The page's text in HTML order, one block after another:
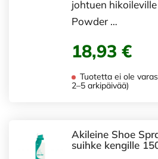
johtuen
Powder …
18,93 €
Tuotetta ei ole
2–5 arkipäivää)
Akileine Shoe
suihke kengille